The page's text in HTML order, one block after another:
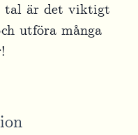
tal är det viktigt
utföra många